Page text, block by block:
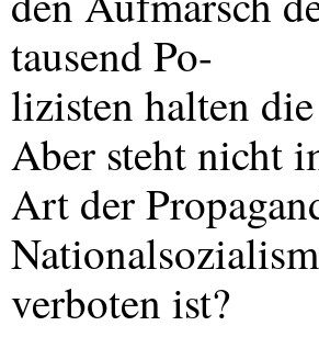
tausend Po-
lizisten halten
Aber steht nicht
Art der
verboten ist?